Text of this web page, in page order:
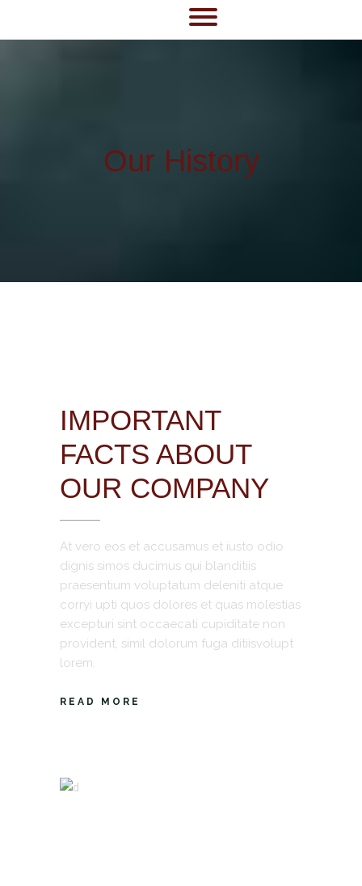
Our History
IMPORTANT
FACTS ABOUT
OUR COMPANY
At vero eos et accusamus et iusto odio
dignis simos ducimus qui blanditiis
praesentium voluptatum deleniti atque
corryi upti quos dolores et quas molestias
excepturi sint occaecati cupiditate non
provident, simil dolorum fuga ditiisvolupt
lorem.
READ MORE